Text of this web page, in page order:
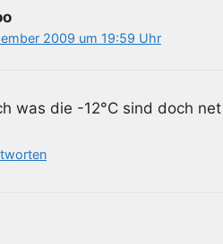
2009 um 19:59 Uhr
was die -12°C sind doch